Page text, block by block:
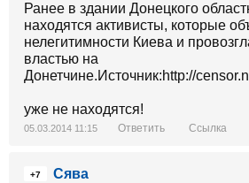
Ранее в здании Донецкого
находятся активисты, которые
нелегитимности Киева и
властью на
Донетчине.Источник:http://
уже не находятся!
05.03.2014 11:15 Ответить Ссылка
+7
Сява